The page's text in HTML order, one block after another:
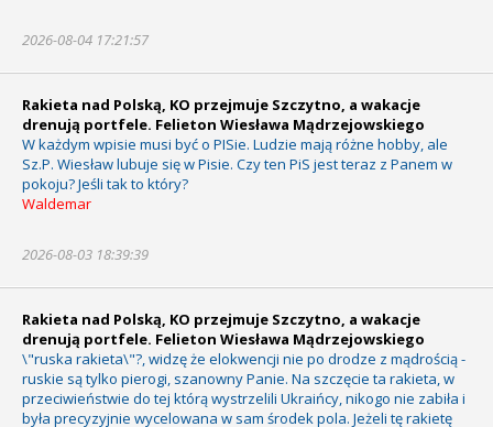
2026-08-04 17:21:57
Rakieta nad Polską, KO przejmuje Szczytno, a wakacje
drenują portfele. Felieton Wiesława Mądrzejowskiego
W każdym wpisie musi być o PISie. Ludzie mają różne hobby, ale
Sz.P. Wiesław lubuje się w Pisie. Czy ten PiS jest teraz z Panem w
pokoju? Jeśli tak to który?
Waldemar
2026-08-03 18:39:39
Rakieta nad Polską, KO przejmuje Szczytno, a wakacje
drenują portfele. Felieton Wiesława Mądrzejowskiego
\"ruska rakieta\"?, widzę że elokwencji nie po drodze z mądrością -
ruskie są tylko pierogi, szanowny Panie. Na szczęcie ta rakieta, w
przeciwieństwie do tej którą wystrzelili Ukraińcy, nikogo nie zabiła i
była precyzyjnie wycelowana w sam środek pola. Jeżeli tę rakietę